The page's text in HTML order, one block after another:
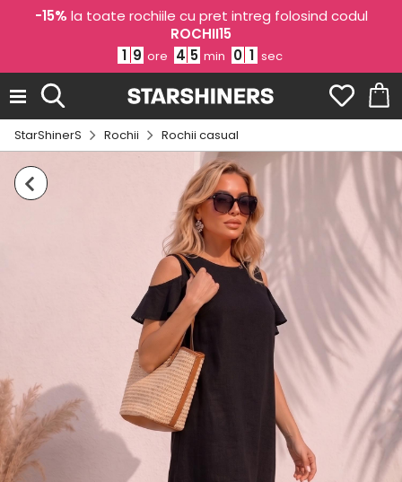
-15% la toate rochiile cu pret intreg folosind codul
ROCHII15
1 9 ore 4 5 min 0 0 sec
StarShinerS Rochii Rochii casual